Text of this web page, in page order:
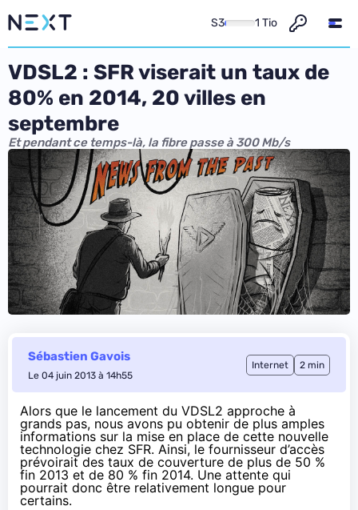
S3 1 Tio
VDSL2 : SFR viserait un taux de
80% en 2014, 20 villes en
septembre
Et pendant ce temps-là, la fibre passe à 300 Mb/s
Sébastien Gavois
Le 04 juin 2013 à 14h55
Internet 2 min
Alors que le lancement du VDSL2 approche à
grands pas, nous avons pu obtenir de plus amples
informations sur la mise en place de cette nouvelle
technologie chez SFR. Ainsi, le fournisseur d’accès
prévoirait des taux de couverture de plus de 50 %
fin 2013 et de 80 % fin 2014. Une attente qui
pourrait donc être relativement longue pour
certains.